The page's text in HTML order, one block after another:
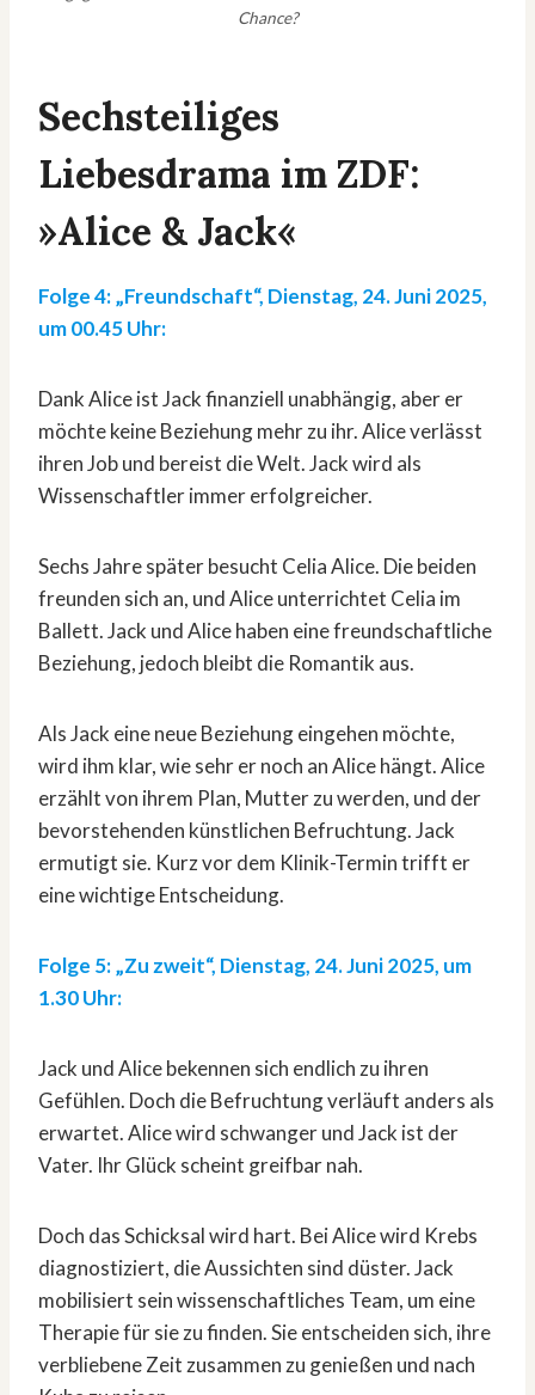
Chance?
Sechsteiliges
Liebesdrama im ZDF:
»Alice & Jack«
Folge 4: „Freundschaft“, Dienstag, 24. Juni 2025,
um 00.45 Uhr:
Dank Alice ist Jack finanziell unabhängig, aber er
möchte keine Beziehung mehr zu ihr. Alice verlässt
ihren Job und bereist die Welt. Jack wird als
Wissenschaftler immer erfolgreicher.
Sechs Jahre später besucht Celia Alice. Die beiden
freunden sich an, und Alice unterrichtet Celia im
Ballett. Jack und Alice haben eine freundschaftliche
Beziehung, jedoch bleibt die Romantik aus.
Als Jack eine neue Beziehung eingehen möchte,
wird ihm klar, wie sehr er noch an Alice hängt. Alice
erzählt von ihrem Plan, Mutter zu werden, und der
bevorstehenden künstlichen Befruchtung. Jack
ermutigt sie. Kurz vor dem Klinik-Termin trifft er
eine wichtige Entscheidung.
Folge 5: „Zu zweit“, Dienstag, 24. Juni 2025, um
1.30 Uhr:
Jack und Alice bekennen sich endlich zu ihren
Gefühlen. Doch die Befruchtung verläuft anders als
erwartet. Alice wird schwanger und Jack ist der
Vater. Ihr Glück scheint greifbar nah.
Doch das Schicksal wird hart. Bei Alice wird Krebs
diagnostiziert, die Aussichten sind düster. Jack
mobilisiert sein wissenschaftliches Team, um eine
Therapie für sie zu finden. Sie entscheiden sich, ihre
verbliebene Zeit zusammen zu genießen und nach